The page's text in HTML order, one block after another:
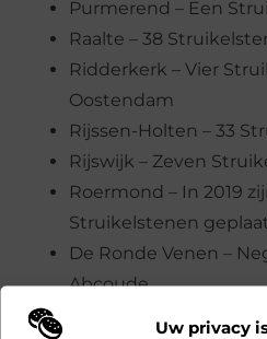
Uw privacy
Purmerend – Een
Raalte – 38
Ridderkerk – Vier
Oostendam
Rijssen-Holten – 33
Rijswijk – Zeven
Roermond – In 2019
Struikelstenen
De Ronde Venen –
Abcoude